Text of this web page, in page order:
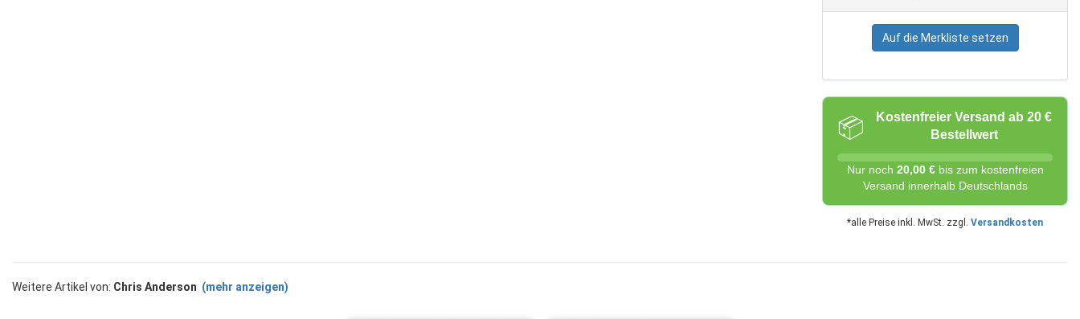
Auf die Merkliste setzen
📦
Kostenfreier Versand ab 20 €
Bestellwert
Nur noch 20,00 €bis zum kostenfreien
Versand innerhalb Deutschlands
*alle Preise inkl. MwSt. zzgl. Versandkosten
Weitere Artikel von: Chris Anderson (mehr anzeigen)